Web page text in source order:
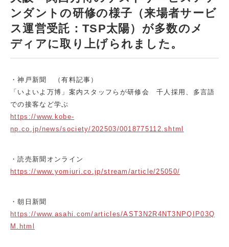
ンダントの研修の様子（来場者サービ
ス運営受託：TSP太陽）が多数のメ
ディアに取り上げられました。
・神戸新聞 （有料記事）
「いよいよ万博」案内スタッフらが研修会 千人採用、多言語
での接客など学ぶ
https://www.kobe-
np.co.jp/news/society/202503/0018775112.shtml
・読売新聞オンライン
https://www.yomiuri.co.jp/stream/article/25050/
・朝日新聞
https://www.asahi.com/articles/AST3N2R4NT3NPQIP03Q
M.html